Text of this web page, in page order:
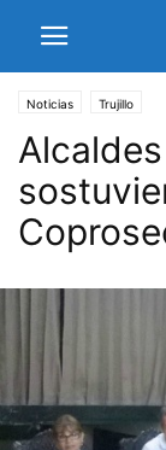
Noticias Trujillo